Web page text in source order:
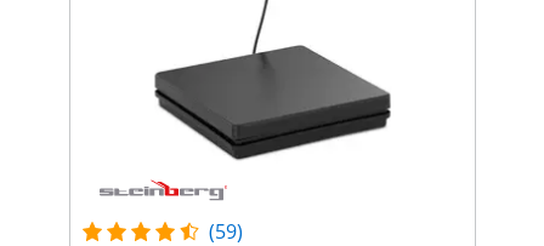
(59)